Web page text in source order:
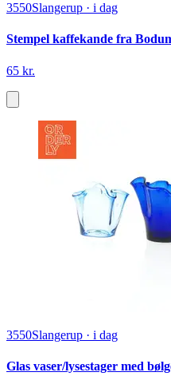
3550Slangerup · i dag
Stempel kaffekande fra
65 kr.
3550Slangerup · i dag
Glas vaser/lysestager med